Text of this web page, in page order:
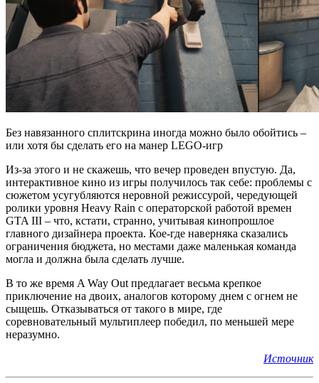
Без навязанного сплитскрина иногда можно было обойтись –
или хотя бы сделать его на манер LEGO-игр
Из-за этого и не скажешь, что вечер проведен впустую. Да,
интерактивное кино из игры получилось так себе: проблемы с
сюжетом усугубляются неровной режиссурой, чередующей
ролики уровня Heavy Rain с операторской работой времен
GTA III – что, кстати, странно, учитывая кинопрошлое
главного дизайнера проекта. Кое-где наверняка сказались
ограничения бюджета, но местами даже маленькая команда
могла и должна была сделать лучше.
В то же время A Way Out предлагает весьма крепкое
приключение на двоих, аналогов которому днем с огнем не
сыщешь. Отказываться от такого в мире, где
соревновательный мультиплеер победил, по меньшей мере
неразумно.
Источник